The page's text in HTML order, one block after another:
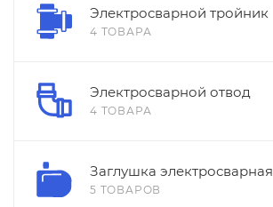
Электросварной тройник
4 ТОВАРА
Электросварной отвод
4 ТОВАРА
Заглушка электросварная
5 ТОВАРОВ